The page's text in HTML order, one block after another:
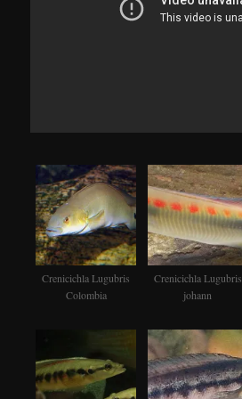
Crenicichla Lugubris
Colombia
Crenicichla Lugubris
johann